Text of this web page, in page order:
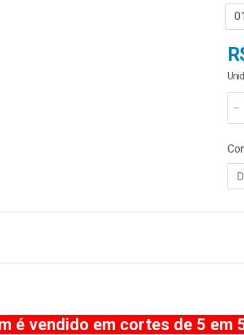
é vendido em cortes de 5 em